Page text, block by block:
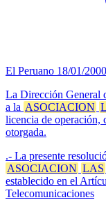
El Peruano 18/01/2000
La Dirección General
a la ASOCIACION
licencia de operación,
otorgada.
.- La presente
ASOCIACION LAS
establecido en el
Telecomunicaciones